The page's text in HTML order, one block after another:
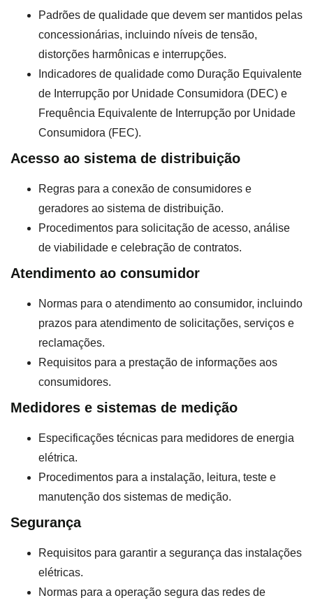
Padrões de qualidade que devem ser mantidos pelas
concessionárias, incluindo níveis de tensão,
distorções harmônicas e interrupções.
Indicadores de qualidade como Duração Equivalente
de Interrupção por Unidade Consumidora (DEC) e
Frequência Equivalente de Interrupção por Unidade
Consumidora (FEC).
Acesso ao sistema de distribuição
Regras para a conexão de consumidores e
geradores ao sistema de distribuição.
Procedimentos para solicitação de acesso, análise
de viabilidade e celebração de contratos.
Atendimento ao consumidor
Normas para o atendimento ao consumidor, incluindo
prazos para atendimento de solicitações, serviços e
reclamações.
Requisitos para a prestação de informações aos
consumidores.
Medidores e sistemas de medição
Especificações técnicas para medidores de energia
elétrica.
Procedimentos para a instalação, leitura, teste e
manutenção dos sistemas de medição.
Segurança
Requisitos para garantir a segurança das instalações
elétricas.
Normas para a operação segura das redes de